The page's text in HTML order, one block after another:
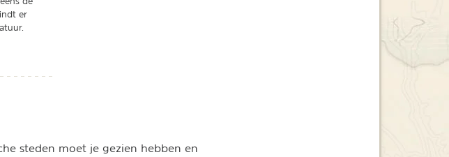
er
steden moet je gezien hebben en